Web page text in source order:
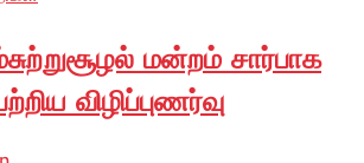
மன்றம் சார்பாக
விழிப்புணர்வு